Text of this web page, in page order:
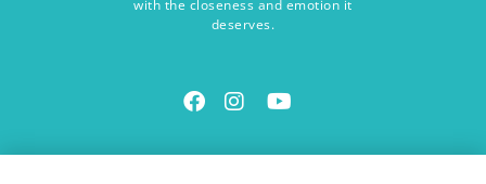
with the closeness and emotion it
deserves.